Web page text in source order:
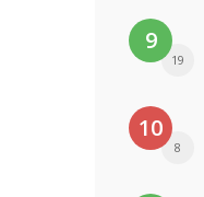
9
19
10
8